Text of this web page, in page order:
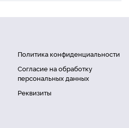
Политика конфиденциальности
Согласие на обработку
персональных данных
Реквизиты